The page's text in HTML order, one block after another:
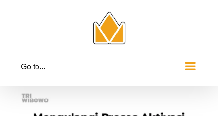
Go to...
View